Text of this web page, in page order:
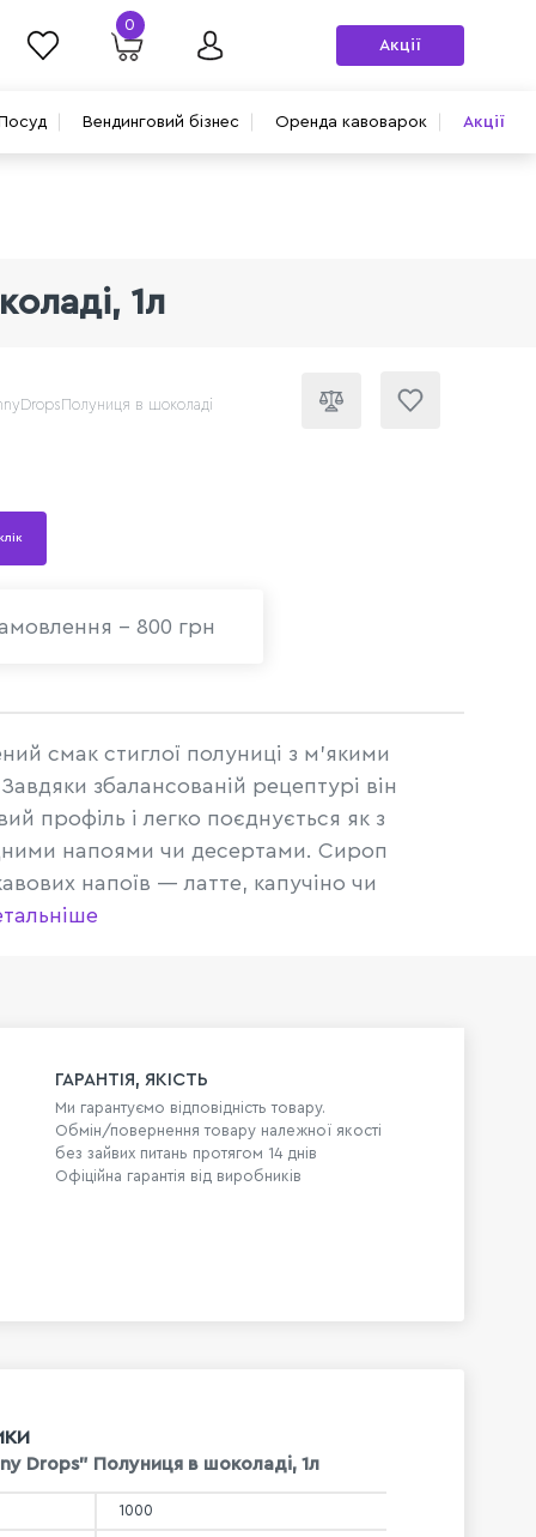
Посуд Вендинговий бізнес Оренда кавоварок Акції
0
Акції
1л
в шоколаді
- 800 грн
смак стиглої полуниці з м’якими
збалансованій рецептурі він
профіль і легко поєднується як з
напоями чи десертами. Сироп
напоїв — латте, капучіно чи
ГАРАНТІЯ, ЯКІСТЬ
Ми гарантуємо відповідність товару.
Обмін/повернення товару належної якості
без зайвих питань протягом 14 днів
Офіційна гарантія від виробників
Drops" Полуниця в шоколаді, 1л
1000